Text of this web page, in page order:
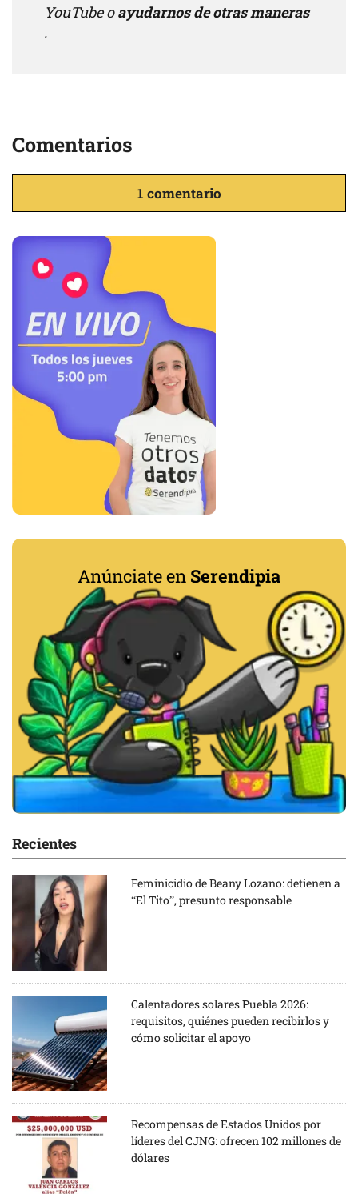
YouTubeoayudarnos de otras maneras
.
Comentarios
1 comentario
Anúnciate en Serendipia
Recientes
Feminicidio de Beany Lozano: detienen a
“El Tito”, presunto responsable
Calentadores solares Puebla 2026:
requisitos, quiénes pueden recibirlos y
cómo solicitar el apoyo
Recompensas de Estados Unidos por
líderes del CJNG: ofrecen 102 millones de
dólares